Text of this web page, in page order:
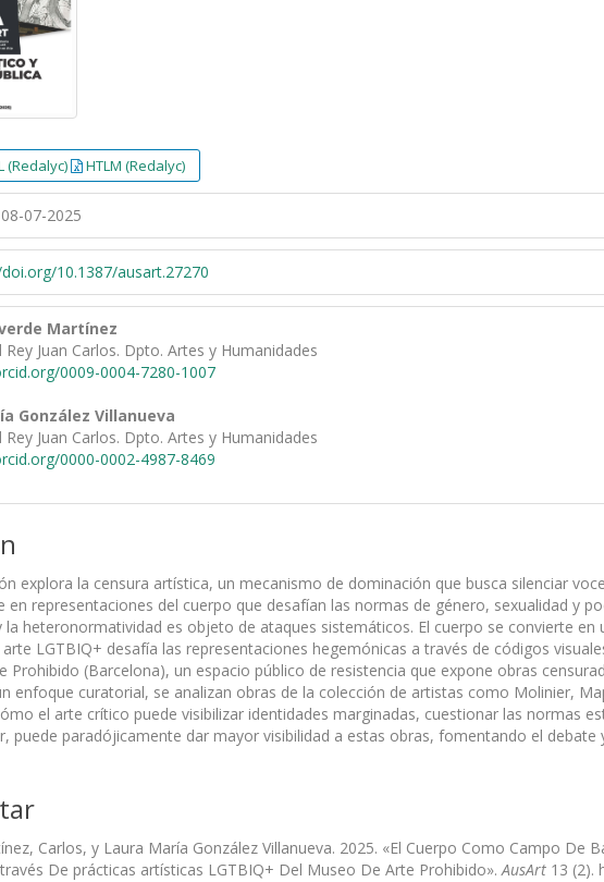
(Redalyc) HTLM (Redalyc)
08-07-2025
10.1387/ausart.27270
Martínez
Rey Juan Carlos. Dpto. Artes y Humanidades
0009-0004-7280-1007
González Villanueva
Rey Juan Carlos. Dpto. Artes y Humanidades
0000-0002-4987-8469
explora la censura artística, un mecanismo de dominación que busca silenciar
en representaciones del cuerpo que desafían las normas de género, sexualidad y
la heteronormatividad es objeto de ataques sistemáticos. El cuerpo se convierte
LGTBIQ+ desafía las representaciones hegemónicas a través de códigos
Prohibido (Barcelona), un espacio público de resistencia que expone obras
enfoque curatorial, se analizan obras de la colección de artistas como Molinier,
el arte crítico puede visibilizar identidades marginadas, cuestionar las normas
puede paradójicamente dar mayor visibilidad a estas obras, fomentando el
Carlos, y Laura María González Villanueva. 2025. «El Cuerpo Como Campo De
De prácticas artísticas LGTBIQ+ Del Museo De Arte Prohibido». AusArt 13 (2).